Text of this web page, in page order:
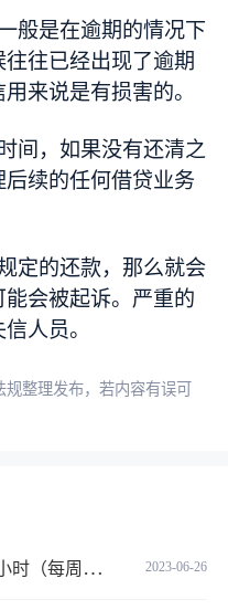
般是在逾期的情况下
往已经出现了逾期
来说是有损害的。
间，如果没有还清之
续的任何借贷业务
定的还款，那么就会
会被起诉。严重的
人员。
整理发布，若内容有误可
2023-06-26
过多少小时）